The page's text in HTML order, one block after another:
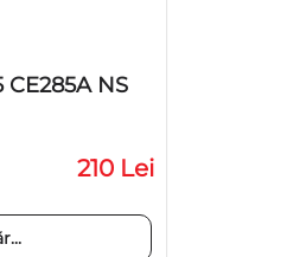
NS
210 Lei